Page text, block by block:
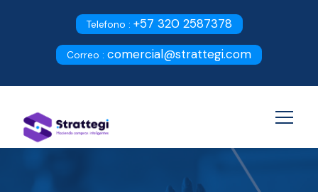
Telefono : +57 320 2587378
Correo : comercial@strattegi.com